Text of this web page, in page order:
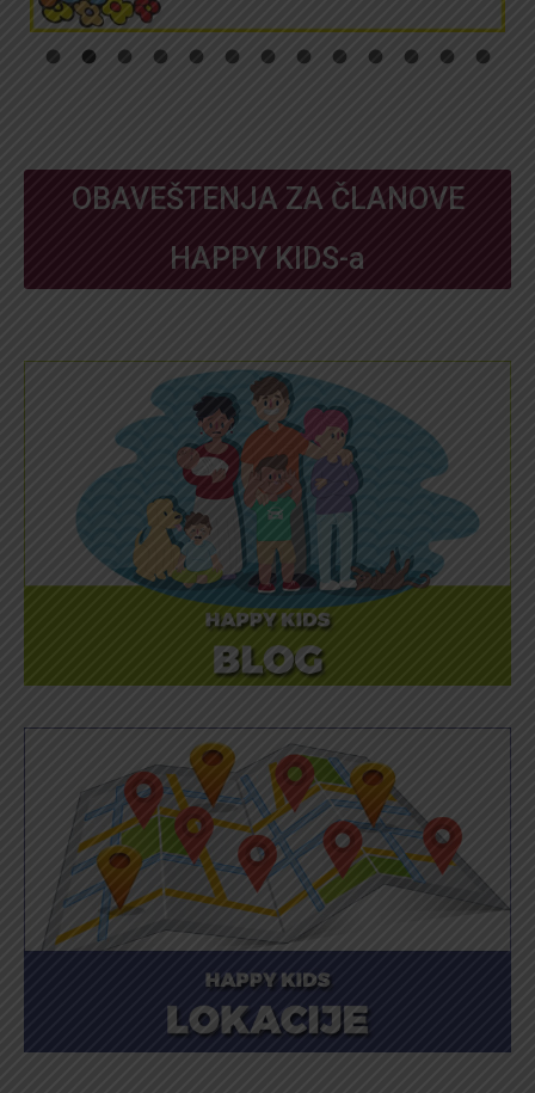
OBAVEŠTENJA ZA ČLANOVE
HAPPY KIDS-a